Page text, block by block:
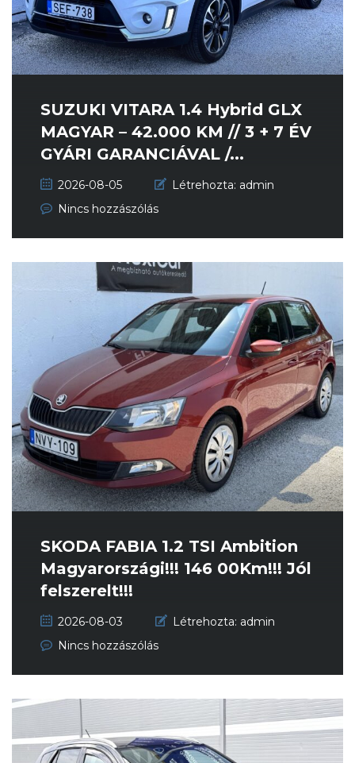
SUZUKI VITARA 1.4 Hybrid GLX
MAGYAR – 42.000 KM // 3 + 7 ÉV
GYÁRI GARANCIÁVAL /...
2026-08-05 Létrehozta: admin
Nincs hozzászólás
SKODA FABIA 1.2 TSI Ambition
Magyarországi!!! 146 00Km!!! Jól
felszerelt!!!
2026-08-03 Létrehozta: admin
Nincs hozzászólás